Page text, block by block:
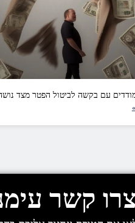
עם בקשה לביטול הפטר מצד
קשר